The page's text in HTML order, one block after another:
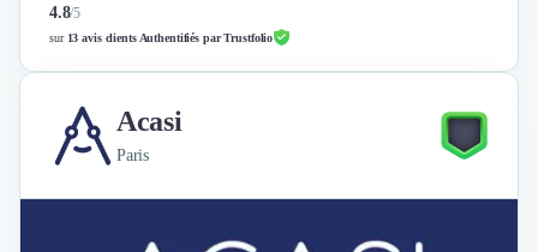
4.8/5
sur 13 avis clients Authentifiés par Trustfolio
Acasi
Paris